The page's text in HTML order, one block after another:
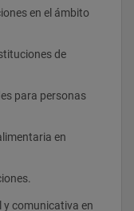
el curso de
en
el SEPE
de
del entorno
en el ámbito
de
para personas
en
y comunicativa en